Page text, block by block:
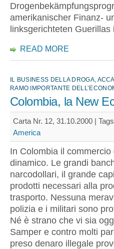
amerikanischer Finanz-
linksgerichteten Guerillas
READ MORE
IL BUSINESS DELLA DROGA,
RAMO IMPORTANTE
Colombia, la New
Carta Nr. 12, 31.10.2000 |
America
In Colombia il
dinamico. Le grandi
narcodollari, il grande
prodotti necessari alla
trasporto. Nessuna
polizia e i militari sono
Né è strano che vi sia
Samper e contro molti
preso denaro illegale